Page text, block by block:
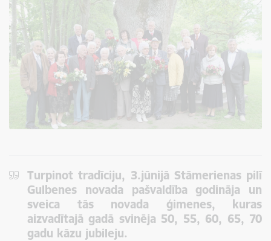
Turpinot tradīciju, 3.jūnijā Stāmerienas pilī
Gulbenes novada pašvaldība godināja un
sveica tās novada ģimenes, kuras
aizvadītajā gadā svinēja 50, 55, 60, 65, 70
gadu kāzu jubileju.